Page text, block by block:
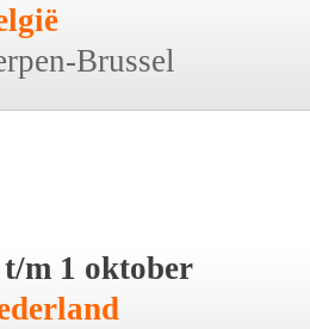
Brussel
t/m 1 oktober